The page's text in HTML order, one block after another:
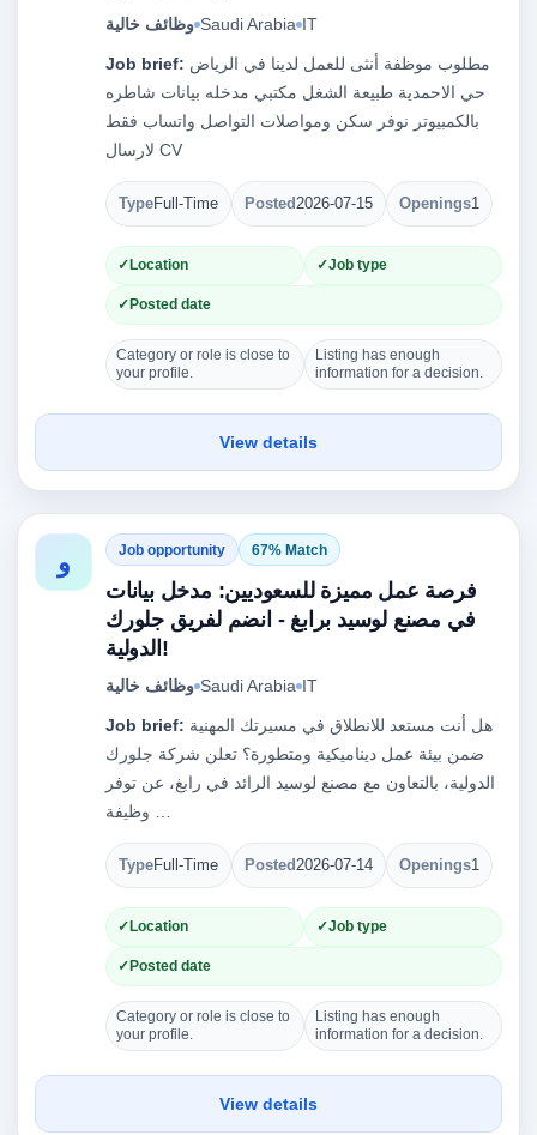
وظائف خالية Saudi Arabia IT
Job brief:
حي الاحمدية طبيعة الشغل مكتبي مدخله بيانات شاطره
بالكمبيوتر نوفر سكن ومواصلات التواصل واتساب فقط
لارسال CV
TypeFull-Time Posted2026-07-15 Openings1
Location Job type
Posted date
Category or role is close to
your profile.
Listing has enough
information for a decision.
View details
و Job opportunity 67% Match
فرصة عمل مميزة للسعوديين: مدخل بيانات
في مصنع لوسيد برابغ - انضم لفريق جلورك
الدولية!
وظائف خالية Saudi Arabia IT
Job brief:
ضمن بيئة عمل ديناميكية ومتطورة؟ تعلن شركة جلورك
الدولية، بالتعاون مع مصنع لوسيد الرائد في رابغ، عن توفر
TypeFull-Time Posted2026-07-14 Openings1
Location Job type
Posted date
Category or role is close to
your profile.
Listing has enough
information for a decision.
View details